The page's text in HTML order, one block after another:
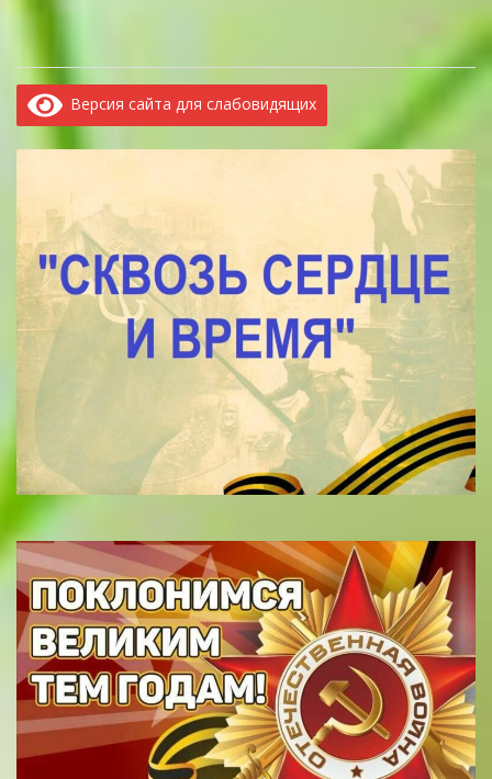
Версия сайта для слабовидящих